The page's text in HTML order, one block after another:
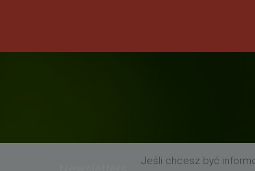
Jeśli chcesz być